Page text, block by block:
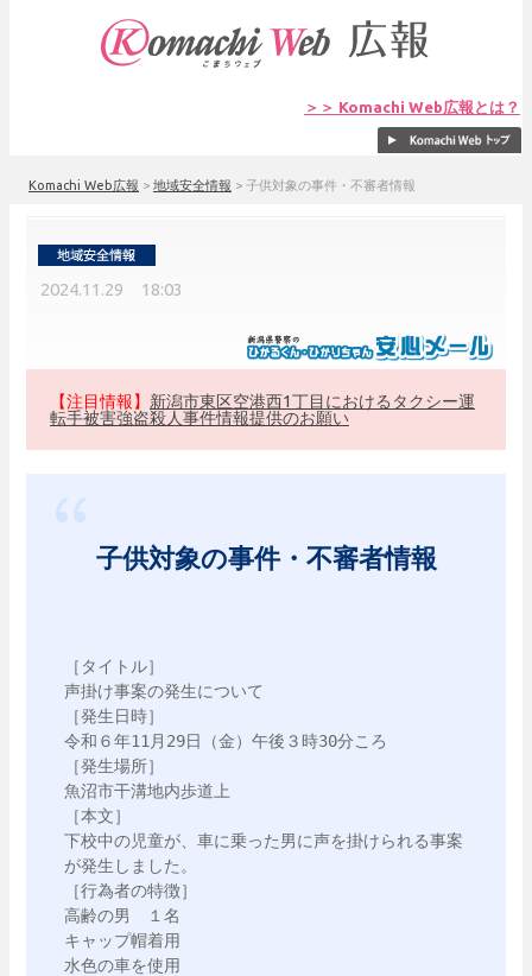
＞＞ Komachi Web広報とは？
Komachi Web広報 > 地域安全情報 > 子供対象の事件・不審者情報
2024.11.29 18:03
【注目情報】 新潟市東区空港西1丁目におけるタクシー運
転手被害強盗殺人事件情報提供のお願い
子供対象の事件・不審者情報
［タイトル］
声掛け事案の発生について
［発生日時］
令和６年11月29日（金）午後３時30分ころ
［発生場所］
魚沼市干溝地内歩道上
［本文］
下校中の児童が、車に乗った男に声を掛けられる事案
が発生しました。
［行為者の特徴］
高齢の男　１名
キャップ帽着用
水色の車を使用